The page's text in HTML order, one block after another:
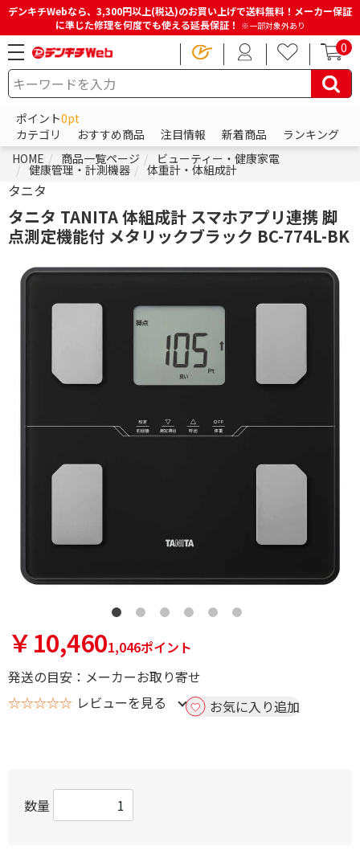
デンキチWebなら、3,300円以上(税込)のお買い上げで送料無料！メーカー保証
に準じた修理を何度でも使える延長保証！ ※一部対象外あり
0
ポイント0pt
カテゴリ
おすすめ商品 注目情報 新着商品
ランキング
HOME
商品一覧ページ ビューティー・健康家電
健康管理・計測機器 体重計・体組成計
タニタ
タニタ TANITA 体組成計 スマホアプリ連携 脚
点測定機能付 メタリックブラック BC-774L-BK
￥10,4601,046ポイント
発送の目安：メーカーお取り寄せ
☆☆☆☆☆ レビューを見る お気に入り追加
数量